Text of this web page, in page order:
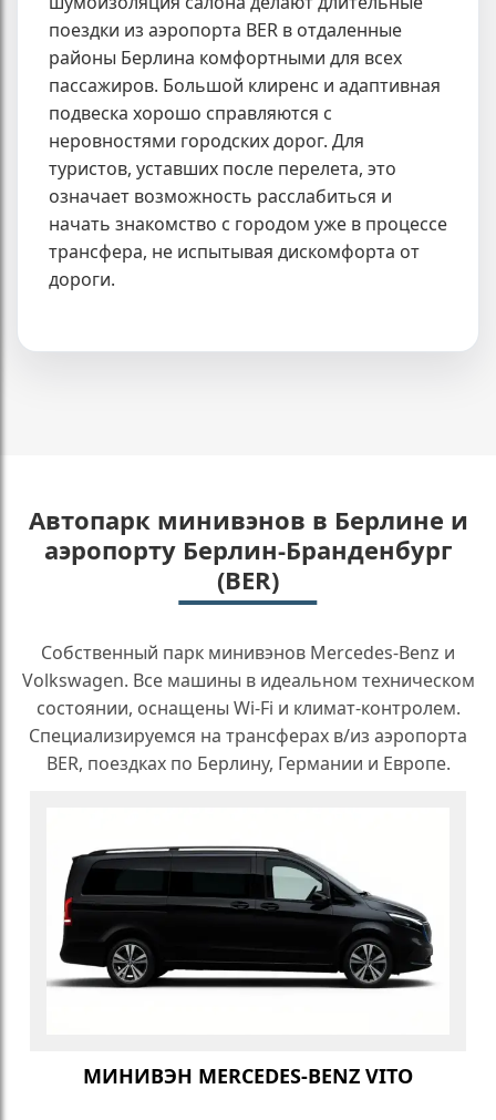
поездки из аэропорта BER в отдаленные
районы Берлина комфортными для всех
пассажиров. Большой клиренс и адаптивная
подвеска хорошо справляются с
неровностями городских дорог. Для
туристов, уставших после перелета, это
означает возможность расслабиться и
начать знакомство с городом уже в процессе
трансфера, не испытывая дискомфорта от
дороги.
Автопарк минивэнов в Берлине и
аэропорту Берлин-Бранденбург
(BER)
Собственный парк минивэнов Mercedes-Benz и
Volkswagen. Все машины в идеальном техническом
состоянии, оснащены Wi-Fi и климат-контролем.
Специализируемся на трансферах в/из аэропорта
BER, поездках по Берлину, Германии и Европе.
МИНИВЭН MERCEDES-BENZ VITO